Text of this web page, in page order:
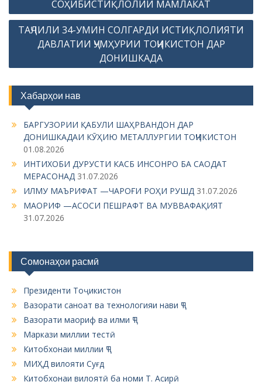
t
g
a
n
СОҲИБИСТИҚЛОЛИИ МАМЛАКАТ
ТАҶЛИЛИ 34-УМИН СОЛГАРДИ ИСТИҚЛОЛИЯТИ
ДАВЛАТИИ ҶУМҲУРИИ ТОҶИКИСТОН ДАР
ДОНИШКАДА
Хабарҳои нав
БАРГУЗОРИИ ҚАБУЛИ ШАҲРВАНДОН ДАР
ДОНИШКАДАИ КӮҲИЮ МЕТАЛЛУРГИИ ТОҶИКИСТОН
01.08.2026
ИНТИХОБИ ДУРУСТИ КАСБ ИНСОНРО БА САОДАТ
МЕРАСОНАД 31.07.2026
ИЛМУ МАЪРИФАТ —ЧАРОҒИ РОҲИ РУШД 31.07.2026
МАОРИФ —АСОСИ ПЕШРАФТ ВА МУВВАФАҚИЯТ
31.07.2026
Сомонаҳои расмӣ
Президенти Тоҷикистон
Вазорати саноат ва технологияи нави ҶТ
Вазорати маориф ва илми ҶТ
Маркази миллии тестӣ
Китобхонаи миллии ҶТ
МИҲД вилояти Суғд
Китобхонаи вилоятӣ ба номи Т. Асирӣ